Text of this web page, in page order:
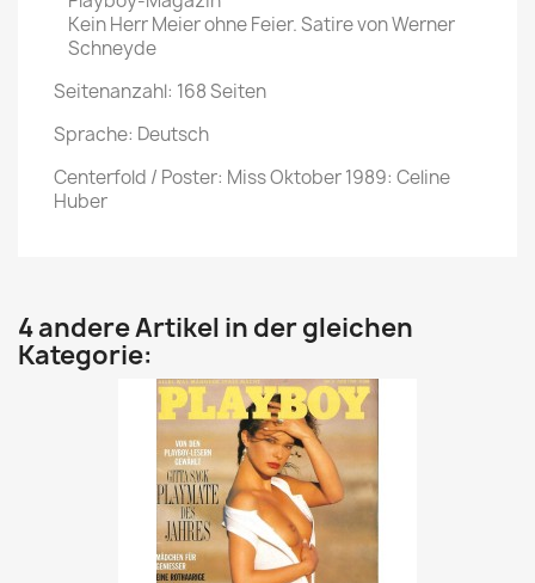
Kein Herr Meier ohne Feier. Satire von Werner
Schneyde
Seitenanzahl: 168 Seiten
Sprache: Deutsch
Centerfold / Poster: Miss Oktober 1989: Celine
Huber
4 andere Artikel in der gleichen
Kategorie: